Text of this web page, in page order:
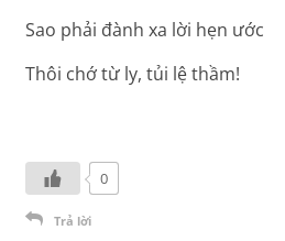
Sao phải đành xa lời hẹn ước
Thôi chớ từ ly, tủi lệ thầm!
0
Trả lời